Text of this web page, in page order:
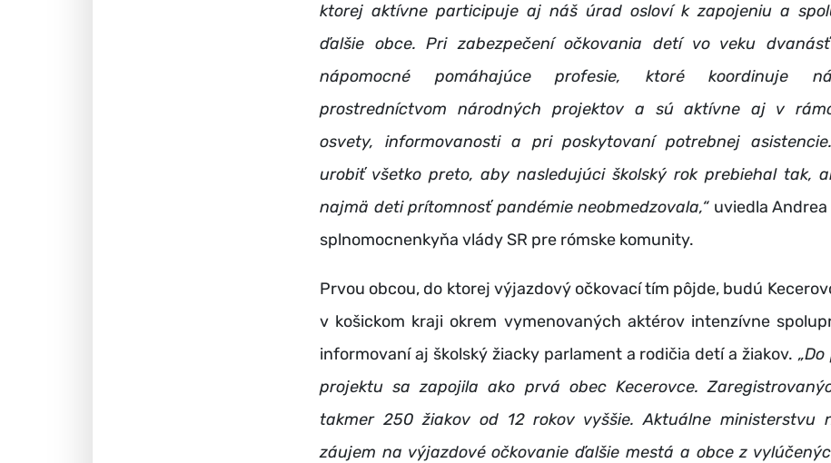
ktorej aktívne participuje aj náš úrad osloví k zapojeniu a
ďalšie obce. Pri zabezpečení očkovania detí vo veku
nápomocné pomáhajúce profesie, ktoré koordinuje
prostredníctvom národných projektov a sú aktívne aj v
osvety, informovanosti a pri poskytovaní potrebnej
urobiť všetko preto, aby nasledujúci školský rok prebiehal tak,
najmä deti prítomnosť pandémie neobmedzovala,“ uviedla
splnomocnenkyňa vlády SR pre rómske komunity.
Prvou obcou, do ktorej výjazdový očkovací tím pôjde, budú
v košickom kraji okrem vymenovaných aktérov intenzívne
informovaní aj školský žiacky parlament a rodičia detí a žiakov.
projektu sa zapojila ako prvá obec Kecerovce.
takmer 250 žiakov od 12 rokov vyššie. Aktuálne ministerstvu
záujem na výjazdové očkovanie ďalšie mestá a obce z